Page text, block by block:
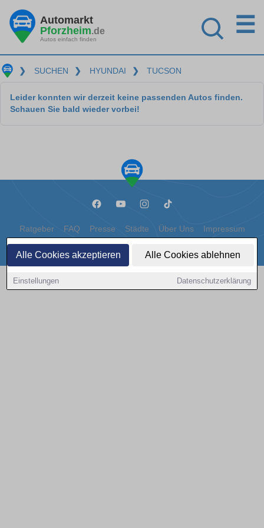
Alle Cookies akzeptieren Alle Cookies ablehnen
Einstellungen Datenschutzerklärung
Automarkt
Pforzheim.de
Autos einfach finden
☰
❯ SUCHEN ❯ HYUNDAI ❯ TUCSON
Leider konnten wir derzeit keine passenden Autos finden.
Schauen Sie bald wieder vorbei!
Ratgeber FAQ Presse Städte Über Uns Impressum
Datenschutz Cookies
Copyright © 2000 - 2026 | 1A Infosysteme GmbH | Content by: 1a-sites-autos